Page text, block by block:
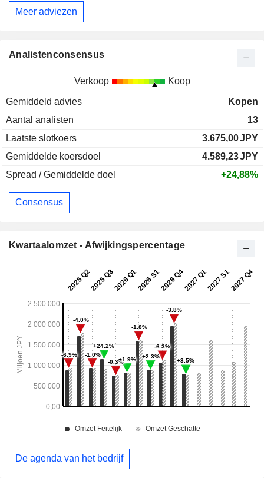
Meer adviezen
Analistenconsensus
Verkoop Koop
Gemiddeld advies
Kopen
Aantal analisten
13
Laatste slotkoers
3.675,00JPY
Gemiddelde koersdoel
4.589,23JPY
Spread / Gemiddelde doel
+24,88%
Consensus
Kwartaalomzet - Afwijkingspercentage
De agenda van het bedrijf